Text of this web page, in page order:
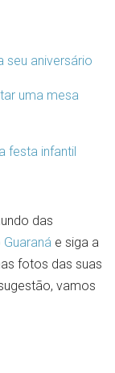
seu aniversário
uma mesa
festa infantil
das
Guaraná e siga a
fotos das suas
vamos